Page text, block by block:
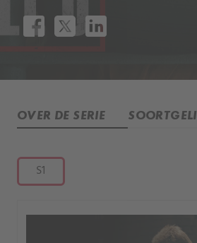
OVER DE SERIE
S1